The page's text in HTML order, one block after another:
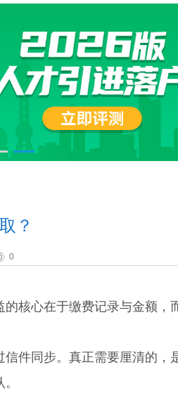
？
0
核心在于缴费记录与金额，
件同步。真正需要厘清的，